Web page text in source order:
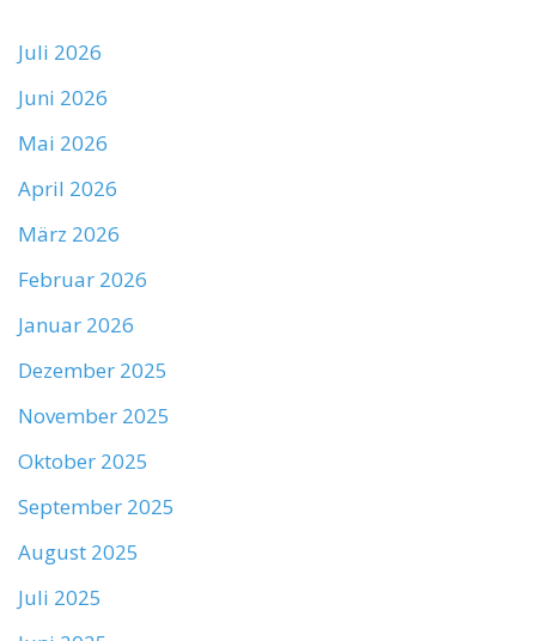
Juli 2026
Juni 2026
Mai 2026
April 2026
März 2026
Februar 2026
Januar 2026
Dezember 2025
November 2025
Oktober 2025
September 2025
August 2025
Juli 2025